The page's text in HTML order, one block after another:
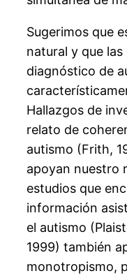
Sugerimos que
natural y que
diagnóstico de
Hallazgos de
relato de
autismo (Frith,
apoyan nuestro
estudios que
información
el autismo
1999) también
monotropismo,